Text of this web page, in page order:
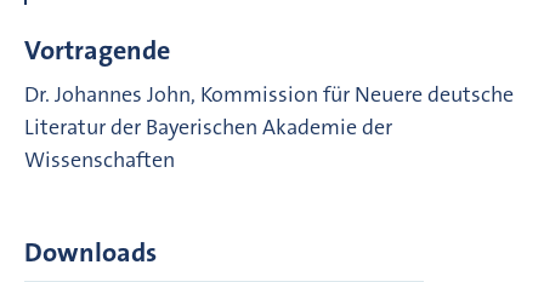
Vortragende
Dr. Johannes John, Kommission für Neuere deutsche
Literatur der Bayerischen Akademie der
Wissenschaften
Downloads